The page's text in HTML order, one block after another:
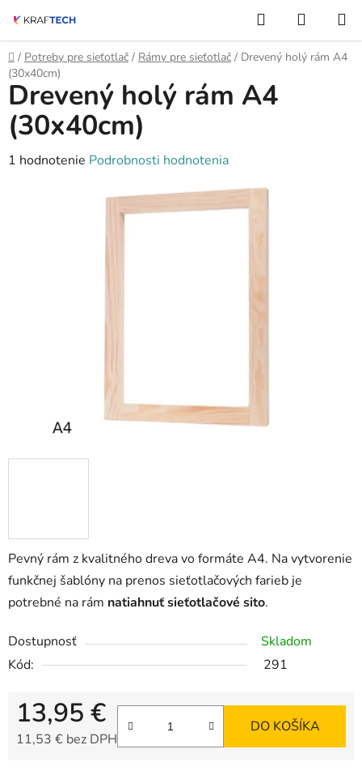
obsah
Hľadať
KOŠÍK
Domov
/ Potreby pre sieťotlač / Rámy pre sieťotlač / Drevený holý rám A4
(30x40cm)
Pevný rám z kvalitného dreva vo formáte A4. Na vytvorenie
funkčnej šablóny na prenos sieťotlačových farieb je
potrebné na rám natiahnuť sieťotlačové sito.
Dostupnosť
Skladom
Kód:
291
13,95 €
11,53 € bez DPH
DO KOŠÍKA
Drevený holý rám A4
(30x40cm)
Priemerné
1 hodnotenie Podrobnosti hodnotenia